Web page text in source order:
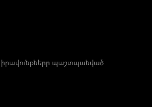
իրավունքները պաշտպանված